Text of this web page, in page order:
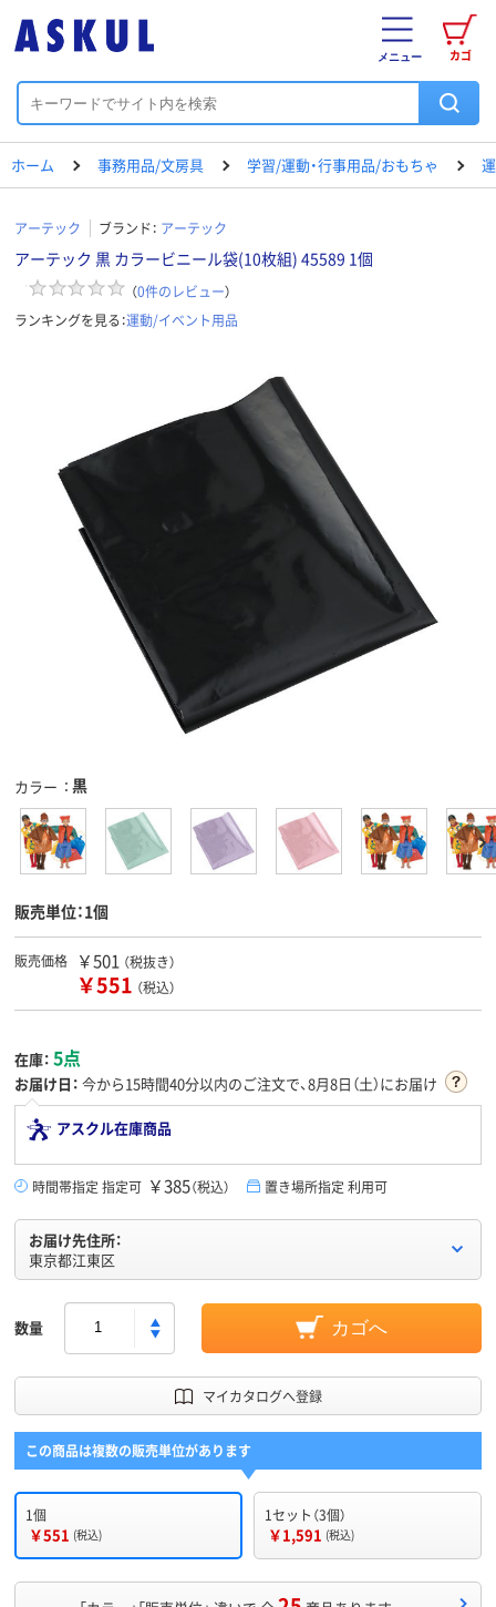
カゴ
メニュー
ホーム 事務用品/文房具 学習/運動・行事用品/おもちゃ
アーテック ブランド： アーテック
アーテック 黒 カラービニール袋(10枚組) 45589 1個
（0件のレビュー）
ランキングを見る：運動/イベント用品
カラー 黒
販売単位：1個
販売価格 ￥501 （税抜き）
￥551 （税込）
在庫： 5点
お届け日： 今から15時間40分以内のご注文で、8月8日（土）にお届け
アスクル在庫商品
時間帯指定 指定可 ￥385（税込） 置き場所指定 利用可
お届け先住所：
東京都江東区
数量 カゴへ
マイカタログへ登録
この商品は複数の販売単位があります
1個
￥551 (税込)
1セット（3個）
￥1,591 (税込)